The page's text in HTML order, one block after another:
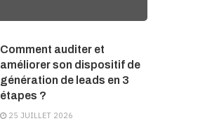
Comment auditer et
améliorer son dispositif de
génération de leads en 3
étapes ?
25 JUILLET 2026